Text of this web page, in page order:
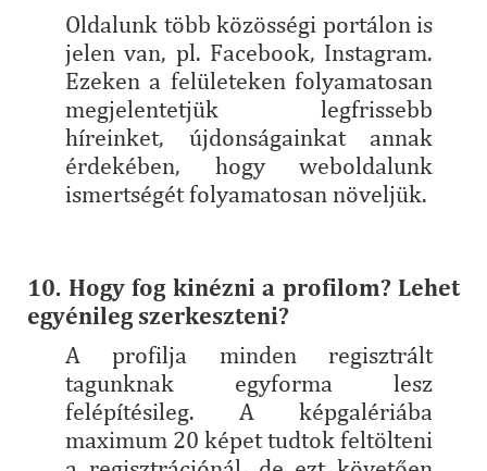
Oldalunk több közösségi portálon is
jelen van, pl. Facebook, Instagram.
Ezeken a felületeken folyamatosan
megjelentetjük legfrissebb
híreinket, újdonságainkat annak
érdekében, hogy weboldalunk
ismertségét folyamatosan növeljük.
10. Hogy fog kinézni a profilom? Lehet
egyénileg szerkeszteni?
A profilja minden regisztrált
tagunknak egyforma lesz
felépítésileg. A képgalériába
maximum 20 képet tudtok feltölteni